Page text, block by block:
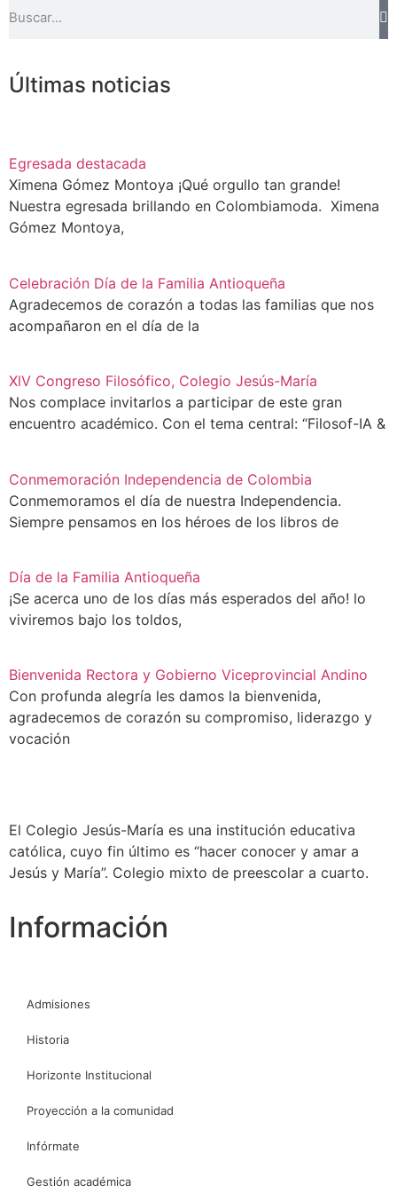
Últimas noticias
Egresada destacada
Ximena Gómez Montoya ¡Qué orgullo tan grande!
Nuestra egresada brillando en Colombiamoda. Ximena
Gómez Montoya,
Celebración Día de la Familia Antioqueña
Agradecemos de corazón a todas las familias que nos
acompañaron en el día de la
XlV Congreso Filosófico, Colegio Jesús-María
Nos complace invitarlos a participar de este gran
encuentro académico. Con el tema central: “Filosof-IA &
Conmemoración Independencia de Colombia
Conmemoramos el día de nuestra Independencia.
Siempre pensamos en los héroes de los libros de
Día de la Familia Antioqueña
¡Se acerca uno de los días más esperados del año! lo
viviremos bajo los toldos,
Bienvenida Rectora y Gobierno Viceprovincial Andino
Con profunda alegría les damos la bienvenida,
agradecemos de corazón su compromiso, liderazgo y
vocación
El Colegio Jesús-María es una institución educativa
católica, cuyo fin último es “hacer conocer y amar a
Jesús y María”. Colegio mixto de preescolar a cuarto.
Información
Admisiones
Historia
Horizonte Institucional
Proyección a la comunidad
Infórmate
Gestión académica